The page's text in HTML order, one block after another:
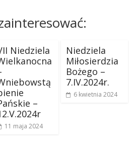
Niedziela
–
11 maja 2024
Niedziela
Miłosierdzia
Bożego –
7.IV.2024r.
6 kwietnia 2024